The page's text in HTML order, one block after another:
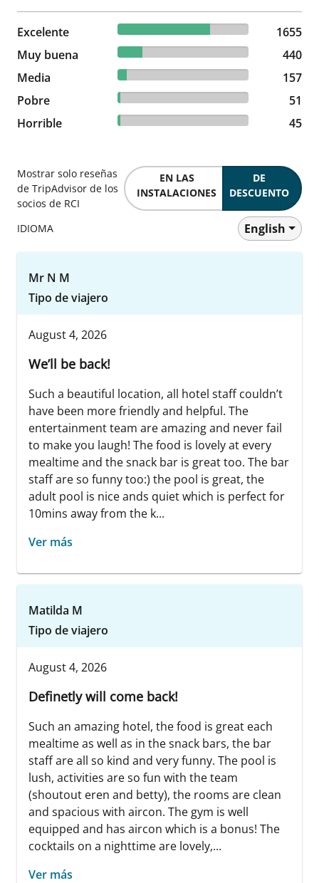
Excelente 70.49% reviewed Excelente
1655 reviews
1655
Muy buena
18.74% reviewed Muy buena
440 reviews
440
Media
6.69% reviewed Media
157 reviews
157
Pobre
2.17% reviewed Pobre
51 reviews
51
Horrible
1.92% reviewed Horrible
45 reviews 45
Mostrar solo reseñas
de TripAdvisor de los
socios de RCI
EN LAS
INSTALACIONES
DE
DESCUENTO
IDIOMA English
Mr N M
Tipo de viajero
August 4, 2026
We’ll be back!
Such a beautiful location, all hotel staff couldn’t
have been more friendly and helpful. The
entertainment team are amazing and never fail
to make you laugh! The food is lovely at every
mealtime and the snack bar is great too. The bar
staff are so funny too:) the pool is great, the
adult pool is nice ands quiet which is perfect for
10mins away from the k...
Ver más
Matilda M
Tipo de viajero
August 4, 2026
Definetly will come back!
Such an amazing hotel, the food is great each
mealtime as well as in the snack bars, the bar
staff are all so kind and very funny. The pool is
lush, activities are so fun with the team
(shoutout eren and betty), the rooms are clean
and spacious with aircon. The gym is well
equipped and has aircon which is a bonus! The
cocktails on a nighttime are lovely,...
Ver más